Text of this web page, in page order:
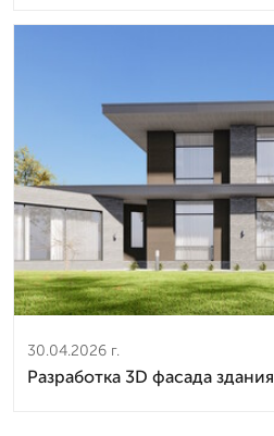
30.04.2026 г.
Разработка 3D фасада здания